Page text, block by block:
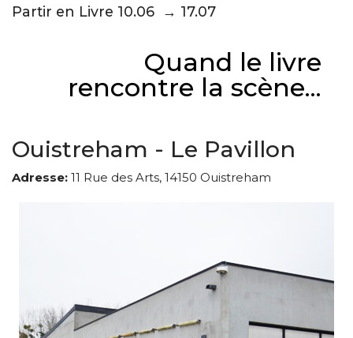
Partir en Livre 10.06 → 17.07
Quand le livre
rencontre la scène...
Ouistreham - Le Pavillon
Adresse: 11 Rue des Arts, 14150 Ouistreham